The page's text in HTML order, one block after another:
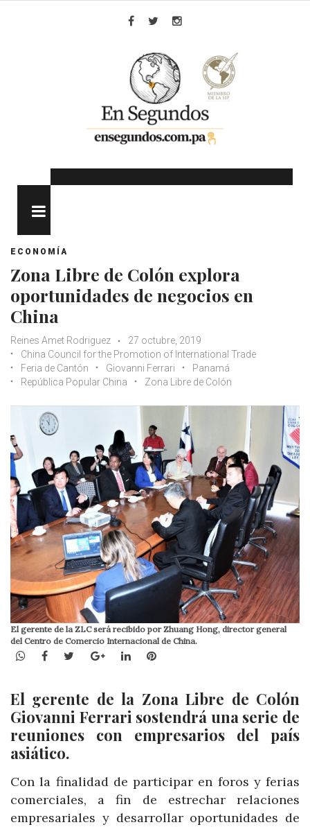
ECONOMÍA
Zona Libre de Colón explora
oportunidades de negocios en
China
Reines Amet Rodriguez
27 octubre, 2019
China Council for the Promotion of International Trade
Feria de Cantón
Giovanni Ferrari
Panamá
República Popular China
Zona Libre de Colón
El gerente de la ZLC será recibido por Zhuang Hong, director general
del Centro de Comercio Internacional de China.
WhatsApp
Facebook
TwitterGoogle+LinkedInPinterest
El gerente de la Zona Libre de Colón
Giovanni Ferrari sostendrá una serie de
reuniones con empresarios del país
asiático.
Con la finalidad de participar en foros y ferias
comerciales, a fin de estrechar relaciones
empresariales y desarrollar oportunidades de